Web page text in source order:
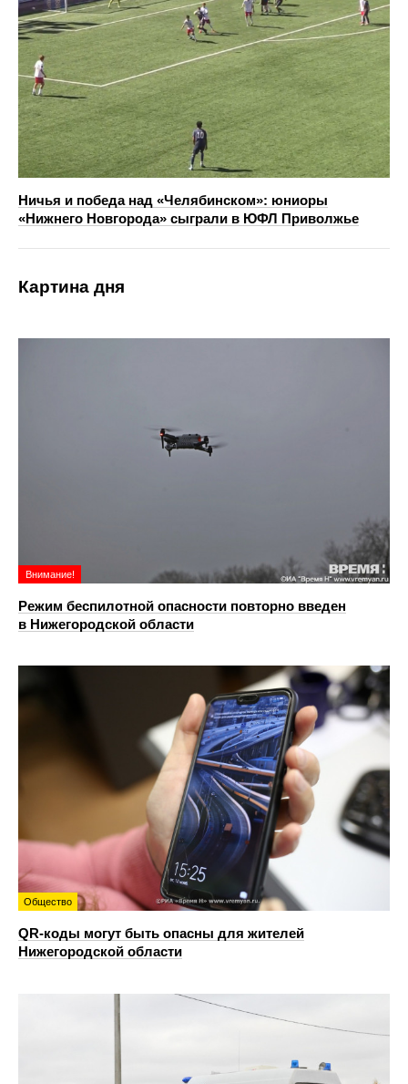
Ничья и победа над «Челябинском»: юниоры
«Нижнего Новгорода» сыграли в ЮФЛ Приволжье
Картина дня
Внимание!
Режим беспилотной опасности повторно введен
в Нижегородской области
Общество
QR-коды могут быть опасны для жителей
Нижегородской области